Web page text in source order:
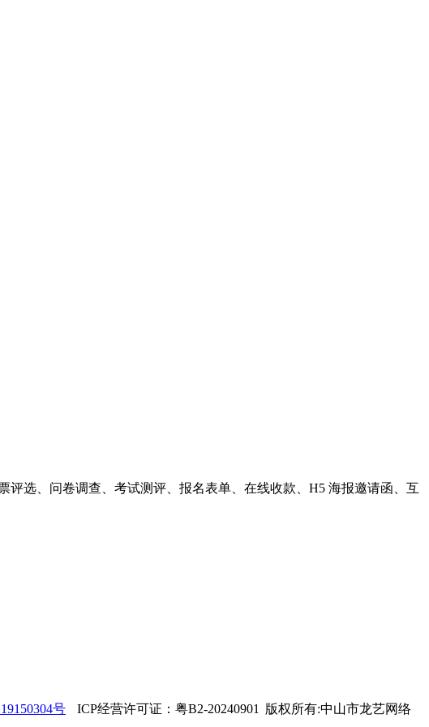
选、问卷调查、考试测评、报名表单、在线收款、H5 海报邀请函、互
号 ICP经营许可证：粤B2-20240901
版权所有:中山市龙艺网络